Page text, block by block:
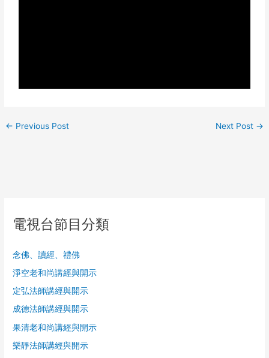
← Previous Post Next Post →
電視台節目分類
念佛、讀經、禮佛
淨空老和尚講經與開示
定弘法師講經與開示
成德法師講經與開示
果清老和尚講經與開示
樂靜法師講經與開示